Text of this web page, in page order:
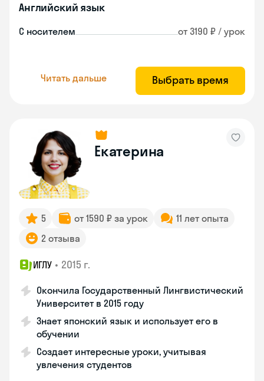
Английский язык
С носителем от 3190 ₽ / урок
Читать дальше Выбрать время
Екатерина
5 от 1590 ₽ за урок
11 лет опыта
2 отзыва
ИГЛУ • 2015 г.
Окончила Государственный Лингвистический
Университет в 2015 году
Знает японский язык и использует его в
обучении
Создает интересные уроки, учитывая
увлечения студентов